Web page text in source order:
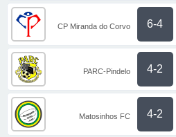
CP Miranda do Corvo 6-4
PARC-Pindelo 4-2
Matosinhos FC 4-2